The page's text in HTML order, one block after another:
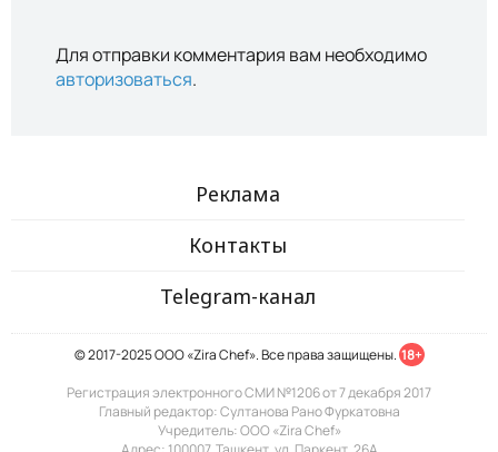
Для отправки комментария вам необходимо
авторизоваться.
Реклама
Контакты
Telegram-канал
© 2017-2025 ООО «Zira Chef». Все права защищены. 18+
Регистрация электронного СМИ №1206 от 7 декабря 2017
Главный редактор: Султанова Рано Фуркатовна
Учредитель: ООО «Zira Chef»